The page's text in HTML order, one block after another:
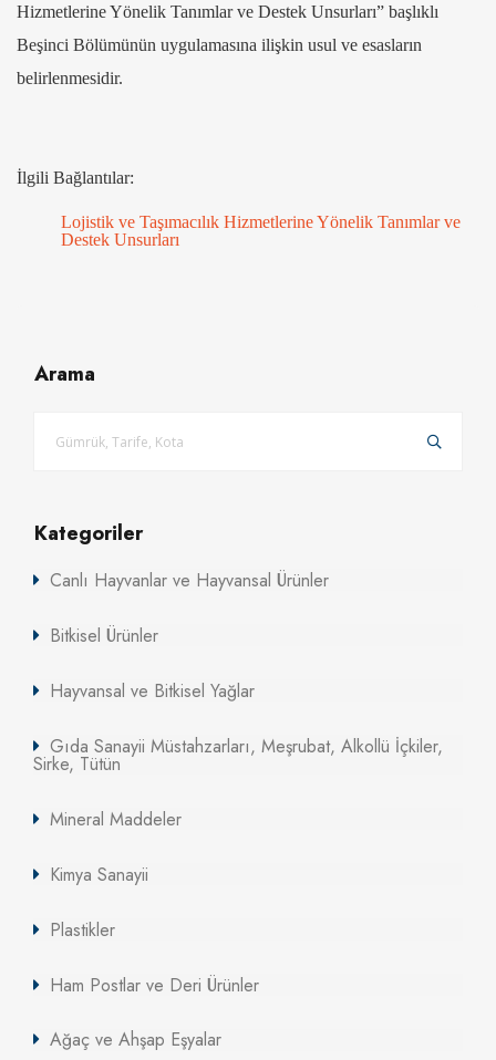
Hizmetlerine Yönelik Tanımlar ve Destek Unsurları” başlıklı
Beşinci Bölümünün uygulamasına ilişkin usul ve esasların
belirlenmesidir.
İlgili Bağlantılar:
Lojistik ve Taşımacılık Hizmetlerine Yönelik Tanımlar ve
Destek Unsurları
Arama
Kategoriler
Canlı Hayvanlar ve Hayvansal Ürünler
Bitkisel Ürünler
Hayvansal ve Bitkisel Yağlar
Gıda Sanayii Müstahzarları, Meşrubat, Alkollü İçkiler,
Sirke, Tütün
Mineral Maddeler
Kimya Sanayii
Plastikler
Ham Postlar ve Deri Ürünler
Ağaç ve Ahşap Eşyalar